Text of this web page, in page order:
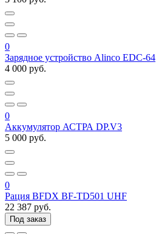
0
Зарядное устройство Alinco EDC-64
4 000 руб.
0
Аккумулятор АСТРА DP.V3
5 000 руб.
0
Рация BFDX BF-TD501 UHF
22 387 руб.
Под заказ